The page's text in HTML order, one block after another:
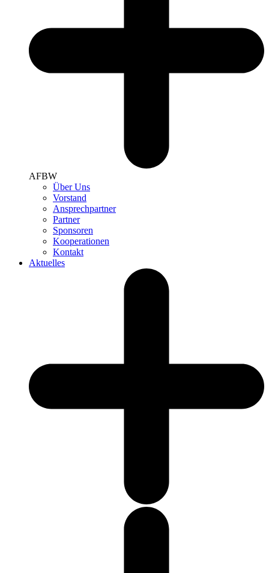
AFBW
Über Uns
Vorstand
Ansprechpartner
Partner
Sponsoren
Kooperationen
Kontakt
Aktuelles